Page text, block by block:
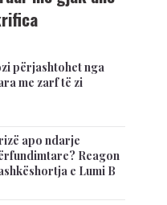
përjashtohet nga
me zarf të zi
apo ndarje
Reagon
e Lumi B